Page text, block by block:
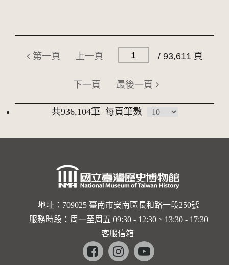
第一頁 上一頁 / 93,611 頁
下一頁 最後一頁
共936,104筆 每頁筆數
地址：709025 臺南市安南區長和路一段250號
服務時段：周一至周五 09:30 - 12:30、13:30 - 17:30
客服信箱
Facebookinstagramyoutube